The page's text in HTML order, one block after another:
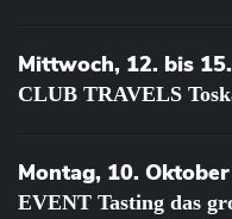
Mittwoch, 12. bis
CLUB TRAVELS
Montag, 10.
EVENT Tasting das